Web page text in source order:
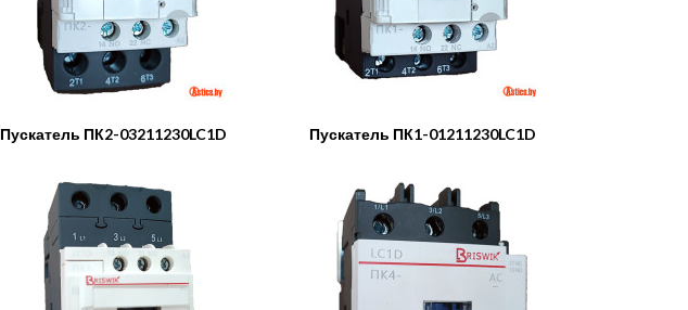
Пускатель ПК2-03211230LC1D Пускатель ПК1-01211230LC1D